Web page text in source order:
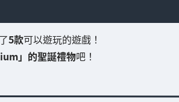
5款可以遊玩的遊戲！
」的聖誕禮物吧！